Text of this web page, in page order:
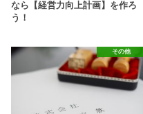
なら【経営力向上計画】を作ろ
う！
その他